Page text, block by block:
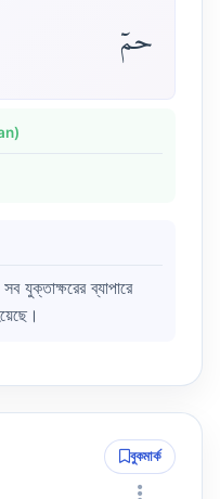
حمٓ
ব্যাপারে
বুকমার্ক